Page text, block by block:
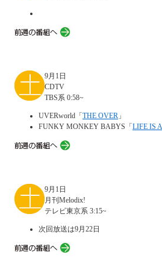
9月1日
CDTV
TBS系 0:58~
UVERworld「 THE OVER 」
FUNKY MONKEY BABYS「 LIFE IS
9月1日
月刊Melodix!
テレビ東京系 3:15~
次回放送は9月22日